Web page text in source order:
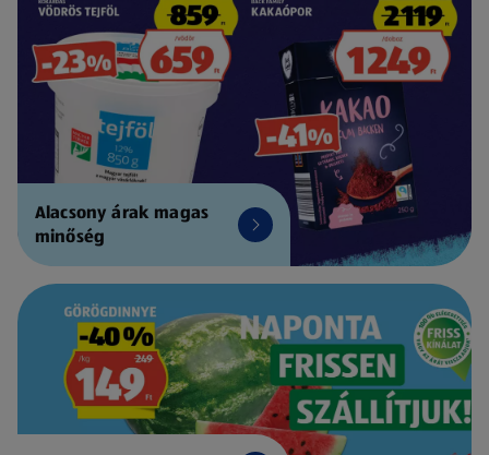
Alacsony árak magas
minőség